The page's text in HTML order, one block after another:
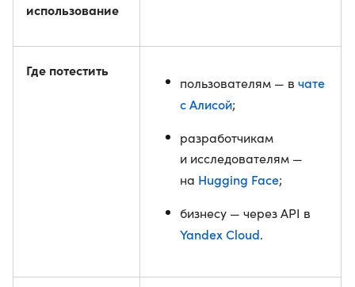
использование
Где потестить
пользователям — в чате
с Алисой;
разработчикам
и исследователям —
на Hugging Face;
бизнесу — через API в
Yandex Cloud.